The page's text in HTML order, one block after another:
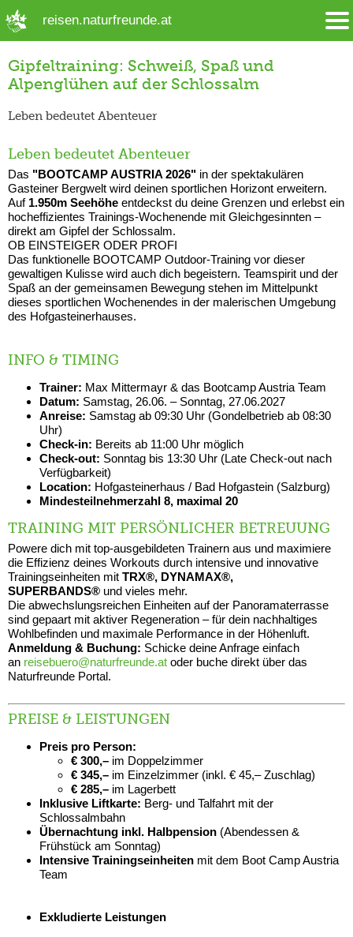
reisen.naturfreunde.at
Gipfeltraining: Schweiß, Spaß und
Alpenglühen auf der Schlossalm
Leben bedeutet Abenteuer
Leben bedeutet Abenteuer
Das "BOOTCAMP AUSTRIA 2026" in der spektakulären
Gasteiner Bergwelt wird deinen sportlichen Horizont erweitern.
Auf 1.950m Seehöhe entdeckst du deine Grenzen und erlebst ein
hocheffizientes Trainings-Wochenende mit Gleichgesinnten –
direkt am Gipfel der Schlossalm.
OB EINSTEIGER ODER PROFI
Das funktionelle BOOTCAMP Outdoor-Training vor dieser
gewaltigen Kulisse wird auch dich begeistern. Teamspirit und der
Spaß an der gemeinsamen Bewegung stehen im Mittelpunkt
dieses sportlichen Wochenendes in der malerischen Umgebung
des Hofgasteinerhauses.
INFO & TIMING
Trainer: Max Mittermayr & das Bootcamp Austria Team
Datum: Samstag, 26.06. – Sonntag, 27.06.2027
Anreise: Samstag ab 09:30 Uhr (Gondelbetrieb ab 08:30
Uhr)
Check-in: Bereits ab 11:00 Uhr möglich
Check-out: Sonntag bis 13:30 Uhr (Late Check-out nach
Verfügbarkeit)
Location: Hofgasteinerhaus / Bad Hofgastein (Salzburg)
Mindesteilnehmerzahl 8, maximal 20
TRAINING MIT PERSÖNLICHER BETREUUNG
Powere dich mit top-ausgebildeten Trainern aus und maximiere
die Effizienz deines Workouts durch intensive und innovative
Trainingseinheiten mit TRX®, DYNAMAX®,
SUPERBANDS® und vieles mehr.
Die abwechslungsreichen Einheiten auf der Panoramaterrasse
sind gepaart mit aktiver Regeneration – für dein nachhaltiges
Wohlbefinden und maximale Performance in der Höhenluft.
Anmeldung & Buchung: Schicke deine Anfrage einfach
an reisebuero@naturfreunde.at oder buche direkt über das
Naturfreunde Portal.
PREISE & LEISTUNGEN
Preis pro Person:
€ 300,– im Doppelzimmer
€ 345,– im Einzelzimmer (inkl. € 45,– Zuschlag)
€ 285,– im Lagerbett
Inklusive Liftkarte: Berg- und Talfahrt mit der
Schlossalmbahn
Übernachtung inkl. Halbpension (Abendessen &
Frühstück am Sonntag)
Intensive Trainingseinheiten mit dem Boot Camp Austria
Team
Exkludierte Leistungen